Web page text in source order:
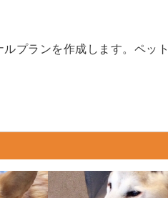
プランを作成します。ペッ